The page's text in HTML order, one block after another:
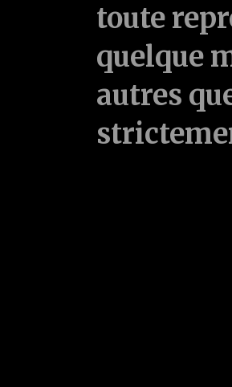
toute
quelque
autres